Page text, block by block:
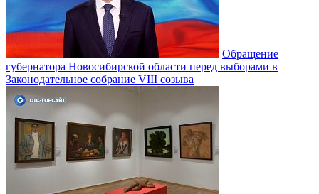
Обращение
губернатора Новосибирской области перед выборами в
Законодательное собрание VIII созыва